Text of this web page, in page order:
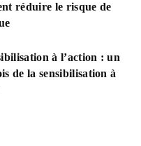
réduire le risque de
à l’action : un
de la sensibilisation à